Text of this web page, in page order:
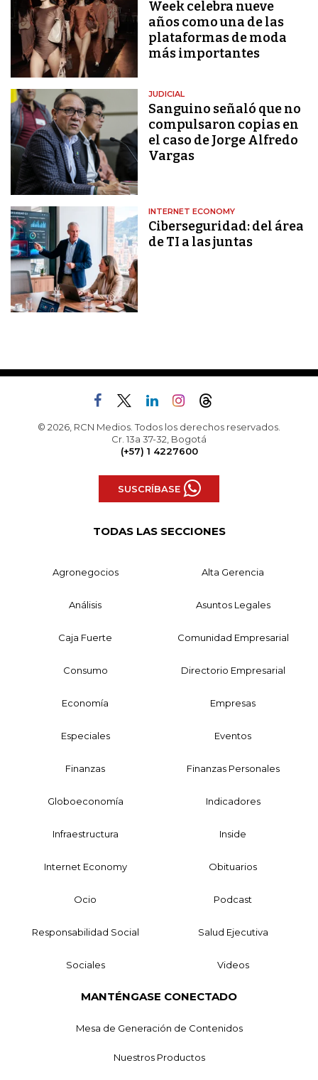
Week celebra nueve
años como una de las
plataformas de moda
más importantes
JUDICIAL
Sanguino señaló que no
compulsaron copias en
el caso de Jorge Alfredo
Vargas
INTERNET ECONOMY
Ciberseguridad: del área
de TI a las juntas
© 2026, RCN Medios. Todos los derechos reservados.
Cr. 13a 37-32, Bogotá
(+57) 1 4227600
SUSCRÍBASE
TODAS LAS SECCIONES
Agronegocios Alta Gerencia
Análisis Asuntos Legales
Caja Fuerte Comunidad Empresarial
Consumo Directorio Empresarial
Economía Empresas
Especiales Eventos
Finanzas Finanzas Personales
Globoeconomía Indicadores
Infraestructura Inside
Internet Economy Obituarios
Ocio Podcast
Responsabilidad Social Salud Ejecutiva
Sociales Videos
MANTÉNGASE CONECTADO
Mesa de Generación de Contenidos
Nuestros Productos